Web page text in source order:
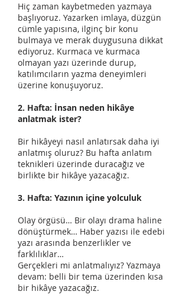
Hiç zaman kaybetmeden yazmaya
başlıyoruz. Yazarken imlaya, düzgün
cümle yapısına, ilginç bir konu
bulmaya ve merak duygusuna dikkat
ediyoruz. Kurmaca ve kurmaca
olmayan yazı üzerinde durup,
katılımcıların yazma deneyimleri
üzerine konuşuyoruz.
2. Hafta: İnsan neden hikâye
anlatmak ister?
Bir hikâyeyi nasıl anlatırsak daha iyi
anlatmış oluruz? Bu hafta anlatım
teknikleri üzerinde duracağız ve
birlikte bir hikâye yazacağız.
3. Hafta: Yazının içine yolculuk
Olay örgüsü… Bir olayı drama haline
dönüştürmek… Haber yazısı ile edebi
yazı arasında benzerlikler ve
farklılıklar…
Gerçekleri mi anlatmalıyız? Yazmaya
devam: belli bir tema üzerinden kısa
bir hikâye yazacağız.